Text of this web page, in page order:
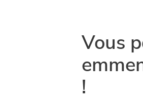
Vous
!